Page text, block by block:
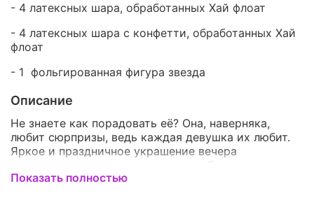
- 4 латексных шара, обработанных Хай флоат
- 4 латексных шара с конфетти, обработанных Хай
флоат
- 1 фольгированная фигура звезда
Описание
Не знаете как порадовать её? Она, наверняка,
любит сюрпризы, ведь каждая девушка их любит.
Яркое и праздничное украшение вечера
воздушными шарами подарит незабываемые
впечатления и бесконечную радость в глазах вашей
Показать полностью